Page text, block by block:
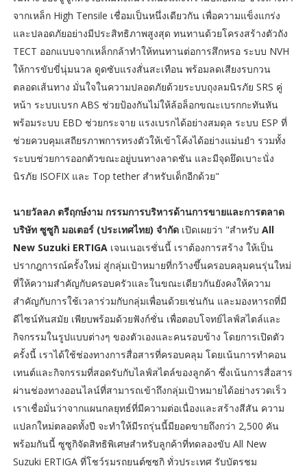
จากเหล็ก High Tensile เชื่อมเป็นหนึ่งเดียวกัน เพื่อความแข็งแกร่ง
และปลอดภัยอย่างมีประสิทธิภาพสูงสุด ทนทานด้วยโครงสร้างตัวถัง
TECT ออกแบบจากเหล็กกล้าทำให้ทนทานต่อการสึกหรอ ระบบ NVH
ให้การขับขี่นุ่มนวล ดูดซับแรงสั่นสะเทือน พร้อมลดเสียงรบกวน
ตลอดเส้นทาง มั่นใจในความปลอดภัยด้วยระบบถุงลมนิรภัย SRS คู่
หน้า ระบบเบรก ABS ช่วยป้องกันไม่ให้ล้อล็อกขณะเบรกกะทันหัน
พร้อมระบบ EBD ช่วยกระจาย แรงเบรกได้อย่างสมดุล ระบบ ESP ที่
ช่วยควบคุมเสถียรภาพการทรงตัวให้เข้าโค้งได้อย่างแม่นยำ รวมทั้ง
ระบบช่วยการออกตัวขณะอยู่บนทางลาดชัน และมีจุดยึดเบาะนั่ง
นิรภัย ISOFIX และ Top tether สำหรับเด็กอีกด้วย"
นายวัลลภ ตรีฤกษ์งาม กรรมการบริหารด้านการขายและการตลาด
บริษัท ซูซูกิ มอเตอร์ (ประเทศไทย) จำกัดเปิดเผยว่า "สำหรับ All
New Suzuki ERTIGAเจนเนอเรชั่นนี้ เราต้องการสร้าง ให้เป็น
ปรากฎการณ์ครั้งใหม่ สู่กลุ่มเป้าหมายที่กว้างขึ้นครอบคลุมคนรุ่นใหม่
ที่ให้ความสำคัญกับครอบครัวและในขณะเดียวกันยังคงให้ความ
สำคัญกับการใช้เวลาร่วมกับกลุ่มเพื่อนด้วยเช่นกัน และมองหารถที่มี
ดีไซน์ทันสมัย เพียบพร้อมด้วยฟังก์ชั่น เพื่อตอบโจทย์ไลฟ์สไตล์และ
กิจกรรมในรูปแบบต่างๆ ของตัวเองและคนรอบข้าง โดยการเปิดตัว
ครั้งนี้ เราได้ใช้ช่องทางการสื่อสารที่ครอบคลุม โดยเน้นการทำคอน
เทนต์และกิจกรรมที่สอดรับกับไลฟ์สไตล์ของลูกค้า ซึ่งเน้นการสื่อสาร
ผ่านช่องทางออนไลน์ที่สามารถเข้าถึงกลุ่มเป้าหมายได้อย่างรวดเร็ว
เราเชื่อมั่นว่าจากแผนกลยุทธ์ที่มีความต่อเนื่องและสร้างสีสัน ความ
แปลกใหม่ตลอดทั้งปี จะทำให้มีรถรุ่นนี้มียอดขายถึงกว่า 2,500 คัน
พร้อมกันนี้ ซูซูกิจัดสิทธิพิเศษสำหรับลูกค้าที่ทดลองขับ All New
Suzuki ERTIGA ที่โชว์รูมรถยนต์ซูซูกิ ทั่วประเทศ รับบัตรชม